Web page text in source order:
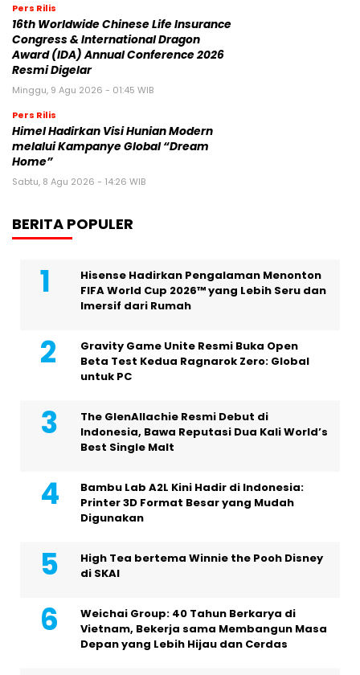
Pers Rilis
16th Worldwide Chinese Life Insurance
Congress & International Dragon
Award (IDA) Annual Conference 2026
Resmi Digelar
Minggu, 9 Agu 2026 - 01:45 WIB
Pers Rilis
Himel Hadirkan Visi Hunian Modern
melalui Kampanye Global “Dream
Home”
Sabtu, 8 Agu 2026 - 14:26 WIB
BERITA POPULER
Hisense Hadirkan Pengalaman Menonton
FIFA World Cup 2026™ yang Lebih Seru dan
Imersif dari Rumah
Gravity Game Unite Resmi Buka Open
Beta Test Kedua Ragnarok Zero: Global
untuk PC
The GlenAllachie Resmi Debut di
Indonesia, Bawa Reputasi Dua Kali World’s
Best Single Malt
Bambu Lab A2L Kini Hadir di Indonesia:
Printer 3D Format Besar yang Mudah
Digunakan
High Tea bertema Winnie the Pooh Disney
di SKAI
Weichai Group: 40 Tahun Berkarya di
Vietnam, Bekerja sama Membangun Masa
Depan yang Lebih Hijau dan Cerdas